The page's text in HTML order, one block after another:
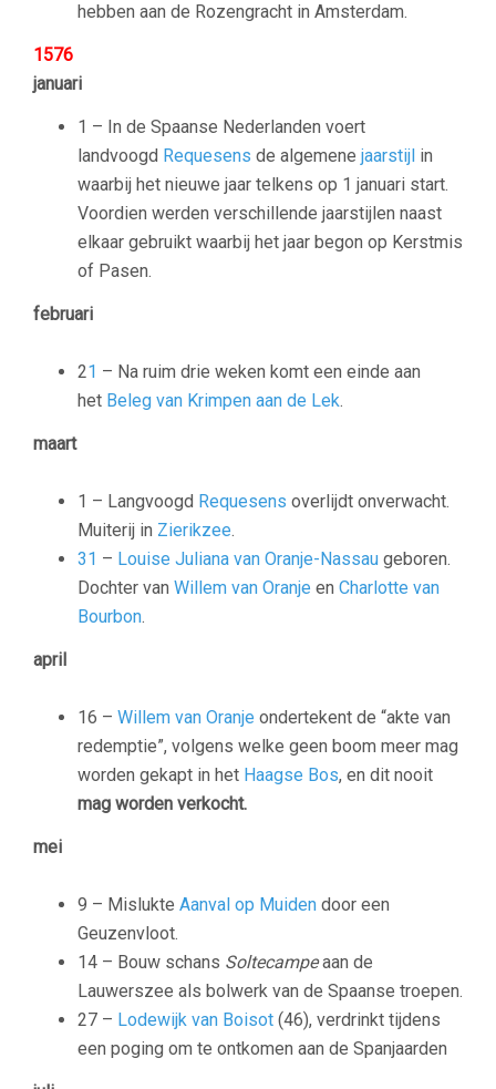
hebben aan de Rozengracht in Amsterdam.
1576
januari
1 – In de Spaanse Nederlanden voert
landvoogd Requesens de algemene jaarstijl in
waarbij het nieuwe jaar telkens op 1 januari start.
Voordien werden verschillende jaarstijlen naast
elkaar gebruikt waarbij het jaar begon op Kerstmis
of Pasen.
februari
21 – Na ruim drie weken komt een einde aan
het Beleg van Krimpen aan de Lek.
maart
1 – Langvoogd Requesens overlijdt onverwacht.
Muiterij in Zierikzee.
31 – Louise Juliana van Oranje-Nassau geboren.
Dochter van Willem van Oranje en Charlotte van
Bourbon.
april
16 – Willem van Oranje ondertekent de “akte van
redemptie”, volgens welke geen boom meer mag
worden gekapt in het Haagse Bos, en dit nooit
mag worden verkocht.
mei
9 – Mislukte Aanval op Muiden door een
Geuzenvloot.
14 – Bouw schans Soltecampeaan de
Lauwerszee als bolwerk van de Spaanse troepen.
27 – Lodewijk van Boisot (46), verdrinkt tijdens
een poging om te ontkomen aan de Spanjaarden